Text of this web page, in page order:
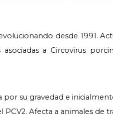
desde 1991.
a Circovirus
por su gravedad e
Afecta a animales de